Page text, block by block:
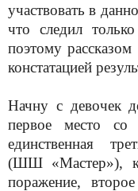
участвовать в
что следил
поэтому
констатацией
Начну с девочек
первое место со
единственная
(ШШ «Мастер»),
поражение,